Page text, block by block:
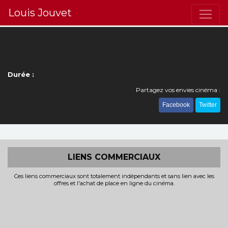
Louis Jouvet
Durée :
Partagez vos envies cinéma :
Facebook Twitter
LIENS COMMERCIAUX
Ces liens commerciaux sont totalement indépendants et sans lien avec les
offres et l'achat de place en ligne du cinéma.